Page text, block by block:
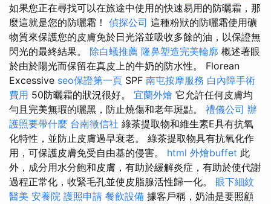
如果您正在尋找可以在旅途中使用的快速易用的防曬霜，那
麼這就是您的防曬霜！ 偵探公司 這種粉狀的防曬霜使用礦
物質來保護您的皮膚免於日光浴並吸收多餘的油，以保證無
閃光的最終結果。 除白蟻推薦 隆鼻塑造完美輪廓 概述著眼
於由於陽光而保留在真皮上的牛奶的防水性。 Florean
Excessive seo保證第一頁 SPF 南屯按摩服務 白內障手術
費用 50防曬霜的狀況很好。 宜蘭外燴 它允許任何皮膚均
勻且完美無瑕的曬黑，防止燒傷和老年斑點。 禮儀公司 辦
護照要帶什麼 台南徵信社 綠茶提取物和維生素E具有抗氧
化特性，並防止皮膚過早衰老。 綠茶提取物具有抗氧化作
用，可保護皮膚免受自由基的侵害。 html 外燴buffet 此
外，成分用水分飽和皮膚，有助於緩解炎症，有助於使代謝
過程正常化，收緊毛孔並使皮脂腺活性歸一化。 眼下細紋
醫美 安養院 護照申請 餐飲設備 據客戶稱，奶油是要照顧